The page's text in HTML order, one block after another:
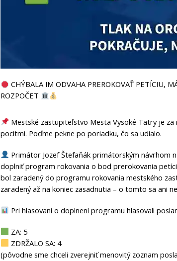
CHÝBALA IM ODVAHA PREROKOVAŤ PETÍCIU,
ROZPOČET
Mestské zastupiteľstvo Mesta Vysoké Tatryje za
pocitmi. Poďme pekne po poriadku, čo sa udialo.
Primátor Jozef Štefaňákprimátorským návrhom
doplniť program rokovania o bod prerokovania
bol zaradený do programu rokovania mestského
zaradený až na koniec zasadnutia – o tomto sa ani
Pri hlasovaní o doplnení programu hlasovali
ZA: 5
ZDRŽALO SA: 4
(pôvodne sme chceli zverejniť menovitý zoznam